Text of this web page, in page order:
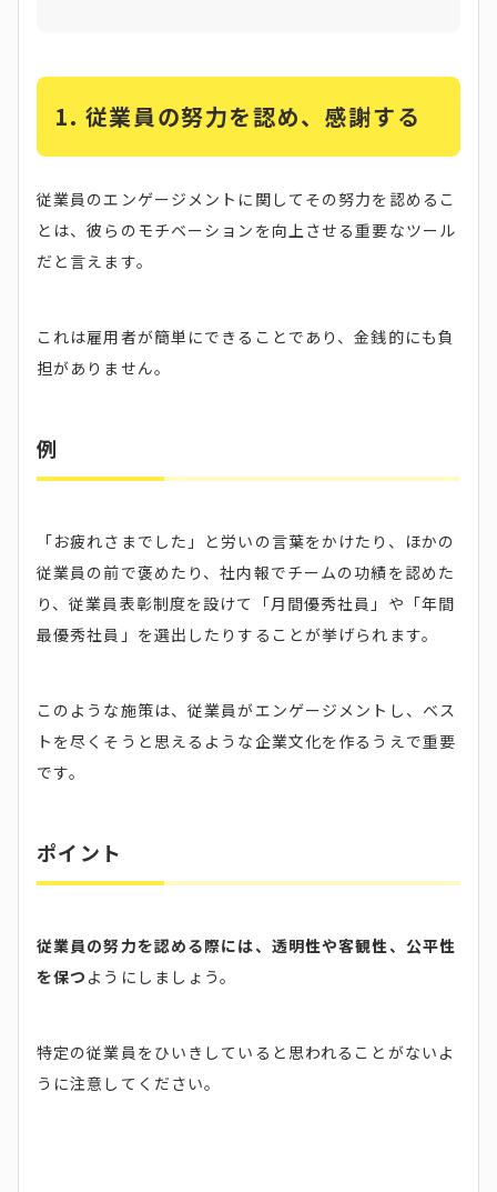
1. 従業員の努力を認め、感謝する
従業員のエンゲージメントに関してその努力を認めるこ
とは、彼らのモチベーションを向上させる重要なツール
だと言えます。
これは雇用者が簡単にできることであり、金銭的にも負
担がありません。
例
「お疲れさまでした」と労いの言葉をかけたり、ほかの
従業員の前で褒めたり、社内報でチームの功績を認めた
り、従業員表彰制度を設けて「月間優秀社員」や「年間
最優秀社員」を選出したりすることが挙げられます。
このような施策は、従業員がエンゲージメントし、ベス
トを尽くそうと思えるような企業文化を作るうえで重要
です。
ポイント
従業員の努力を認める際には、透明性や客観性、公平性
を保つ ようにしましょう。
特定の従業員をひいきしていると思われることがないよ
うに注意してください。